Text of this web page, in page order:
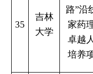
35
吉林
大学
路”沿
家药
卓越
培养